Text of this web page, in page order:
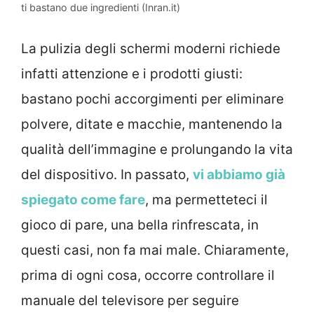
ti bastano due ingredienti (Inran.it)
La pulizia degli schermi moderni richiede
infatti attenzione e i prodotti giusti:
bastano pochi accorgimenti per eliminare
polvere, ditate e macchie, mantenendo la
qualità dell’immagine e prolungando la vita
del dispositivo. In passato, vi abbiamo già
spiegato come fare, ma permetteteci il
gioco di pare, una bella rinfrescata, in
questi casi, non fa mai male. Chiaramente,
prima di ogni cosa, occorre controllare il
manuale del televisore per seguire